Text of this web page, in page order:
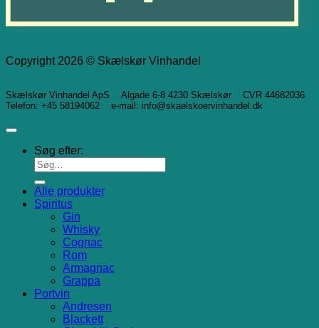
Copyright 2026 © Skælskør Vinhandel
Skælskør Vinhandel ApS Algade 6-8 4230 Skælskør CVR 44682036
Telefon: +45 58194062 e-mail: info@skaelskoervinhandel.dk
Søg efter:
Alle produkter
Spiritus
Gin
Whisky
Cognac
Rom
Armagnac
Grappa
Portvin
Andresen
Blackett